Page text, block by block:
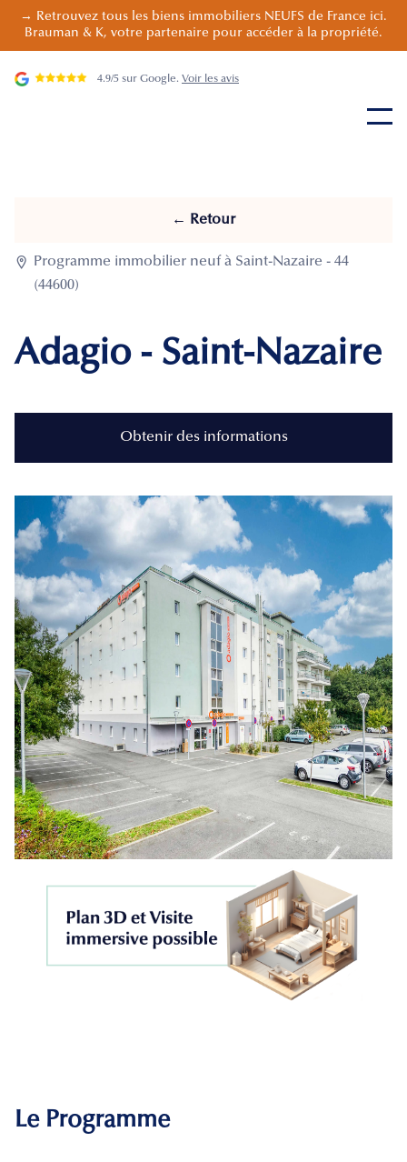
→ Retrouvez tous les biens immobiliers NEUFS de France ici.
Brauman & K, votre partenaire pour accéder à la propriété.
4.9/5 sur Google. Voir les avis
← Retour

Programme immobilier neuf à Saint-Nazaire - 44
(44600)
Adagio - Saint-Nazaire
Obtenir des informations
Le Programme